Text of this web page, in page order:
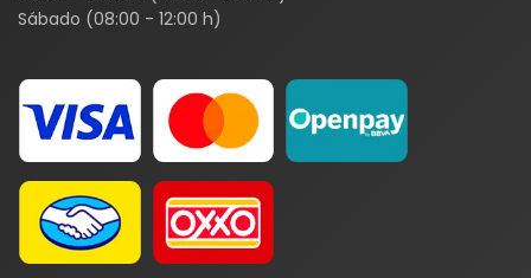
Sábado (08:00 - 12:00 h)